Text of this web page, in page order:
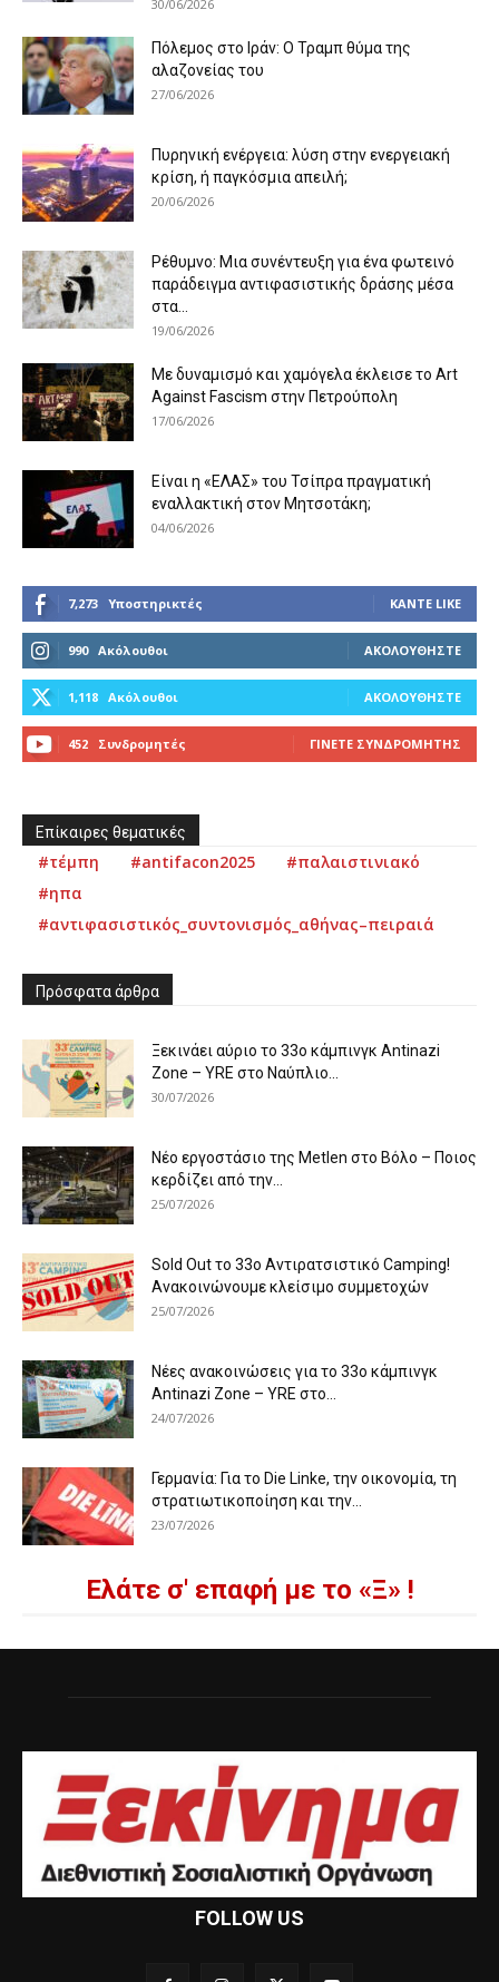
30/06/2026
Πόλεμος στο Ιράν: Ο Τραμπ θύμα της
αλαζονείας του
27/06/2026
Πυρηνική ενέργεια: λύση στην ενεργειακή
κρίση, ή παγκόσμια απειλή;
20/06/2026
Ρέθυμνο: Μια συνέντευξη για ένα φωτεινό
παράδειγμα αντιφασιστικής δράσης μέσα
στα...
19/06/2026
Με δυναμισμό και χαμόγελα έκλεισε το Art
Against Fascism στην Πετρούπολη
17/06/2026
Είναι η «ΕΛΑΣ» του Τσίπρα πραγματική
εναλλακτική στον Μητσοτάκη;
04/06/2026
7,273 Υποστηρικτές ΚΆΝΤΕ LIKE
990 Ακόλουθοι ΑΚΟΛΟΥΘΉΣΤΕ
1,118 Ακόλουθοι ΑΚΟΛΟΥΘΉΣΤΕ
452 Συνδρομητές ΓΊΝΕΤΕ ΣΥΝΔΡΟΜΗΤΉΣ
Επίκαιρες θεματικές
#τέμπη #antifacon2025
#παλαιστινιακό
#ηπα
#αντιφασιστικός_συντονισμός_αθήνας–πειραιά
Πρόσφατα άρθρα
Ξεκινάει αύριο το 33ο κάμπινγκ Antinazi
Zone – YRE στο Ναύπλιο...
30/07/2026
Νέο εργοστάσιο της Metlen στο Βόλο – Ποιος
κερδίζει από την...
25/07/2026
Sold Out το 33ο Αντιρατσιστικό Camping!
Ανακοινώνουμε κλείσιμο συμμετοχών
25/07/2026
Νέες ανακοινώσεις για το 33ο κάμπινγκ
Antinazi Zone – YRE στο...
24/07/2026
Γερμανία: Για το Die Linke, την οικονομία, τη
στρατιωτικοποίηση και την...
23/07/2026
Ελάτε σ' επαφή με το «Ξ» !
FOLLOW US